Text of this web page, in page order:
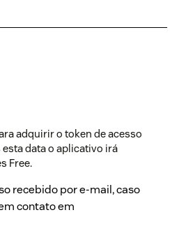
adquirir o token de acesso
esta data o aplicativo irá
Free.
recebido por e-mail, caso
contato em